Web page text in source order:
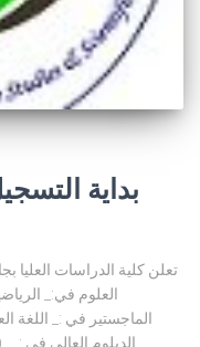
بداية
تعلن كلية الدراسات العليا
العلوم في:_
الماجستير في :_ اللغة